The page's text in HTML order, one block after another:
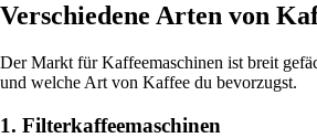
Verschiedene Arten von
Der Markt für Kaffeemaschinen ist breit
und welche Art von Kaffee du bevorzugst.
1. Filterkaffeemaschinen